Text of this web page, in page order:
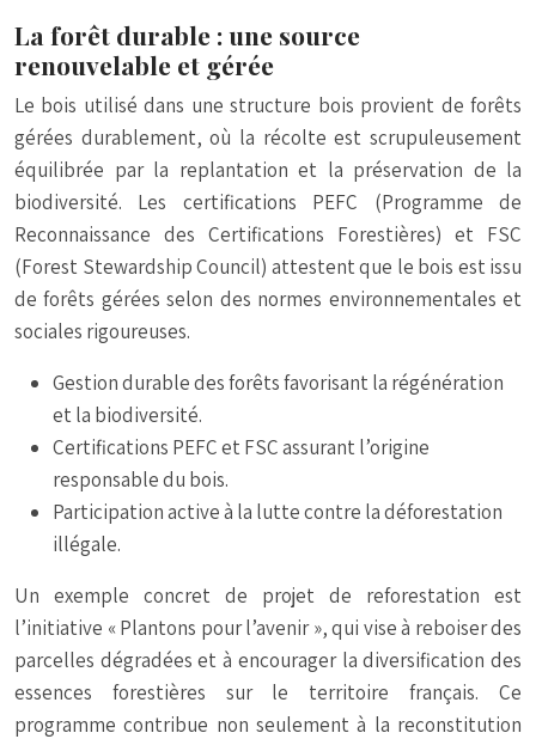
La forêt durable : une source
renouvelable et gérée
Le bois utilisé dans une structure bois provient de forêts
gérées durablement, où la récolte est scrupuleusement
équilibrée par la replantation et la préservation de la
biodiversité. Les certifications PEFC (Programme de
Reconnaissance des Certifications Forestières) et FSC
(Forest Stewardship Council) attestent que le bois est issu
de forêts gérées selon des normes environnementales et
sociales rigoureuses.
Gestion durable des forêts favorisant la régénération
et la biodiversité.
Certifications PEFC et FSC assurant l’origine
responsable du bois.
Participation active à la lutte contre la déforestation
illégale.
Un exemple concret de projet de reforestation est
l’initiative « Plantons pour l’avenir », qui vise à reboiser des
parcelles dégradées et à encourager la diversification des
essences forestières sur le territoire français. Ce
programme contribue non seulement à la reconstitution